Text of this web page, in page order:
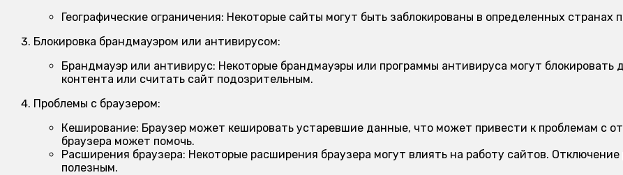
Географические ограничения: Некоторые сайты могут быть заблокированы в определенных странах
Блокировка брандмауэром или антивирусом:
Брандмауэр или антивирус: Некоторые брандмауэры или программы антивируса могут
контента или считать сайт подозрительным.
Проблемы с браузером:
Кеширование: Браузер может кешировать устаревшие данные, что может привести к проблемам с
браузера может помочь.
Расширения браузера: Некоторые расширения браузера могут влиять на работу сайтов.
полезным.